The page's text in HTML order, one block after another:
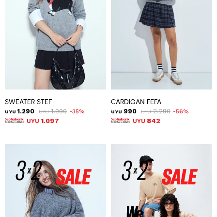
SWEATER STEF
UYU 1.290 UYU 1.990 35
UYU 1.097
CARDIGAN FEFA
UYU 990 UYU 2.290 56
UYU 842